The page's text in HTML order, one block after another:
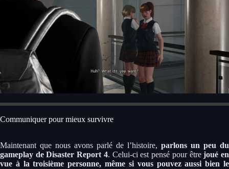
Communiquer pour mieux survivre
Maintenant que nous avons parlé de l’histoire, parlons un peu du
gameplay de Disaster Report 4. Celui-ci est pensé pour êtrejoué en
vue à la troisième personne, même si vous pouvez aussi bien le